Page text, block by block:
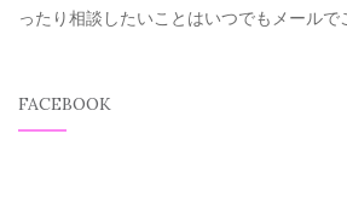
ったり相談したいことはいつでもメールで
FACEBOOK